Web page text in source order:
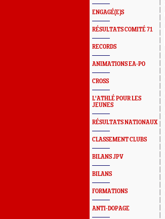
ENGAGÉ(E)S
RÉSULTATS COMITÉ 71
RECORDS
ANIMATIONS EA-PO
CROSS
L'ATHLÉ POUR LES
JEUNES
RÉSULTATS NATIONAUX
CLASSEMENT CLUBS
BILANS JPV
BILANS
FORMATIONS
ANTI-DOPAGE